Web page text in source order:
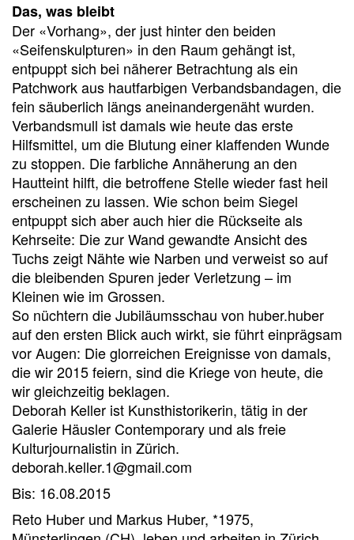
Das, was bleibt
Der «Vorhang», der just hinter den beiden
«Seifenskulpturen» in den Raum gehängt ist,
entpuppt sich bei näherer Betrachtung als ein
Patchwork aus hautfarbigen Verbandsbandagen, die
fein säuberlich längs aneinandergenäht wurden.
Verbandsmull ist damals wie heute das erste
Hilfsmittel, um die Blutung einer klaffenden Wunde
zu stoppen. Die farbliche Annäherung an den
Hautteint hilft, die betroffene Stelle wieder fast heil
erscheinen zu lassen. Wie schon beim Siegel
entpuppt sich aber auch hier die Rückseite als
Kehrseite: Die zur Wand gewandte Ansicht des
Tuchs zeigt Nähte wie Narben und verweist so auf
die bleibenden Spuren jeder Verletzung – im
Kleinen wie im Grossen.
So nüchtern die Jubiläumsschau von huber.huber
auf den ersten Blick auch wirkt, sie führt einprägsam
vor Augen: Die glorreichen Ereignisse von damals,
die wir 2015 feiern, sind die Kriege von heute, die
wir gleichzeitig beklagen.
Deborah Keller ist Kunsthistorikerin, tätig in der
Galerie Häusler Contemporary und als freie
Kulturjournalistin in Zürich.
deborah.keller.1@gmail.com
Bis: 16.08.2015
Reto Huber und Markus Huber, *1975,